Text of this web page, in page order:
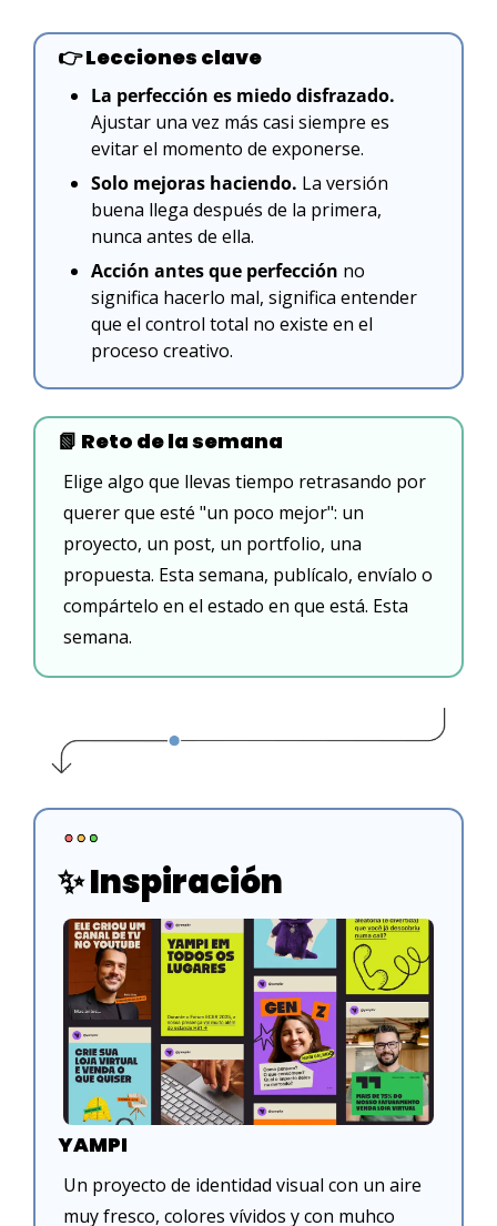
👉 Lecciones clave
La perfección es miedo disfrazado.
Ajustar una vez más casi siempre es
evitar el momento de exponerse.
Solo mejoras haciendo. La versión
buena llega después de la primera,
nunca antes de ella.
Acción antes que perfección no
significa hacerlo mal, significa entender
que el control total no existe en el
proceso creativo.
📗 Reto de la semana
Elige algo que llevas tiempo retrasando por
querer que esté "un poco mejor": un
proyecto, un post, un portfolio, una
propuesta. Esta semana, publícalo, envíalo o
compártelo en el estado en que está. Esta
semana.
✨ Inspiración
YAMPI
Un proyecto de identidad visual con un aire
muy fresco, colores vívidos y con muhco